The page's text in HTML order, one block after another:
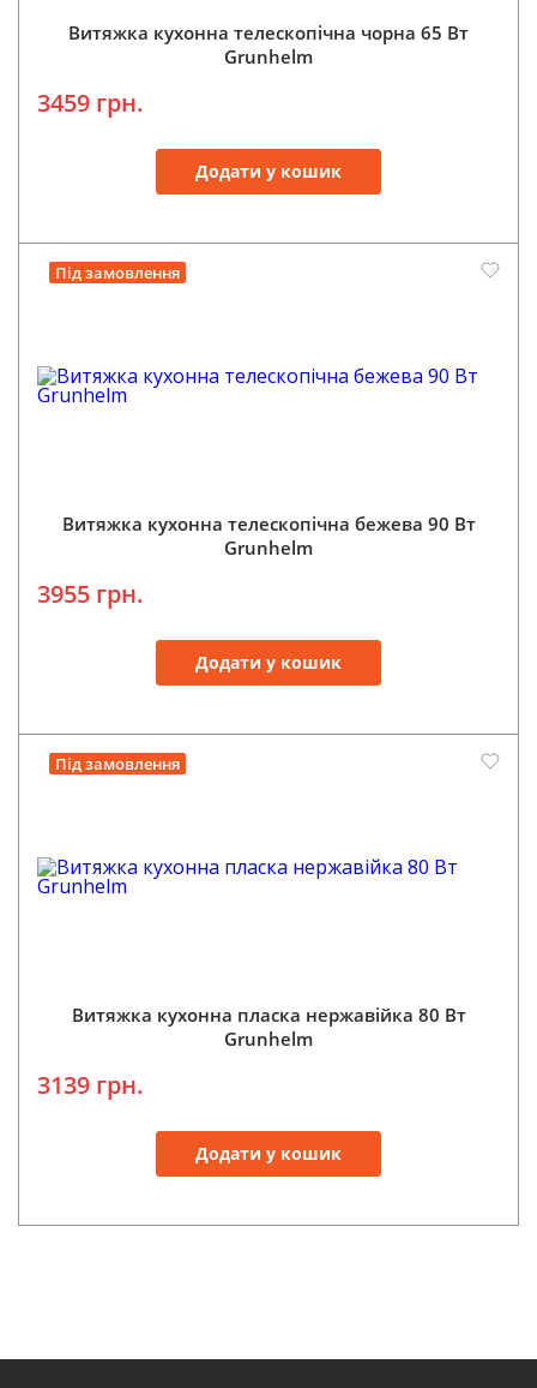
Витяжка кухонна телескопічна чорна 65 Вт
Grunhelm
3459 грн.
Додати у кошик
Під замовлення
Витяжка кухонна телескопічна бежева 90 Вт
Grunhelm
3955 грн.
Додати у кошик
Під замовлення
Витяжка кухонна пласка нержавійка 80 Вт
Grunhelm
3139 грн.
Додати у кошик